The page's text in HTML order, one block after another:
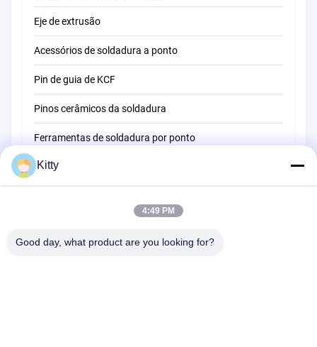
Eje de extrusão
Acessórios de soldadura a ponto
Pin de guia de KCF
Pinos cerâmicos da soldadura
Ferramentas de soldadura por ponto
Máquina de soldadura do ponto da resistência
Kitty
4:49 PM
Good day, what product are you looking for?